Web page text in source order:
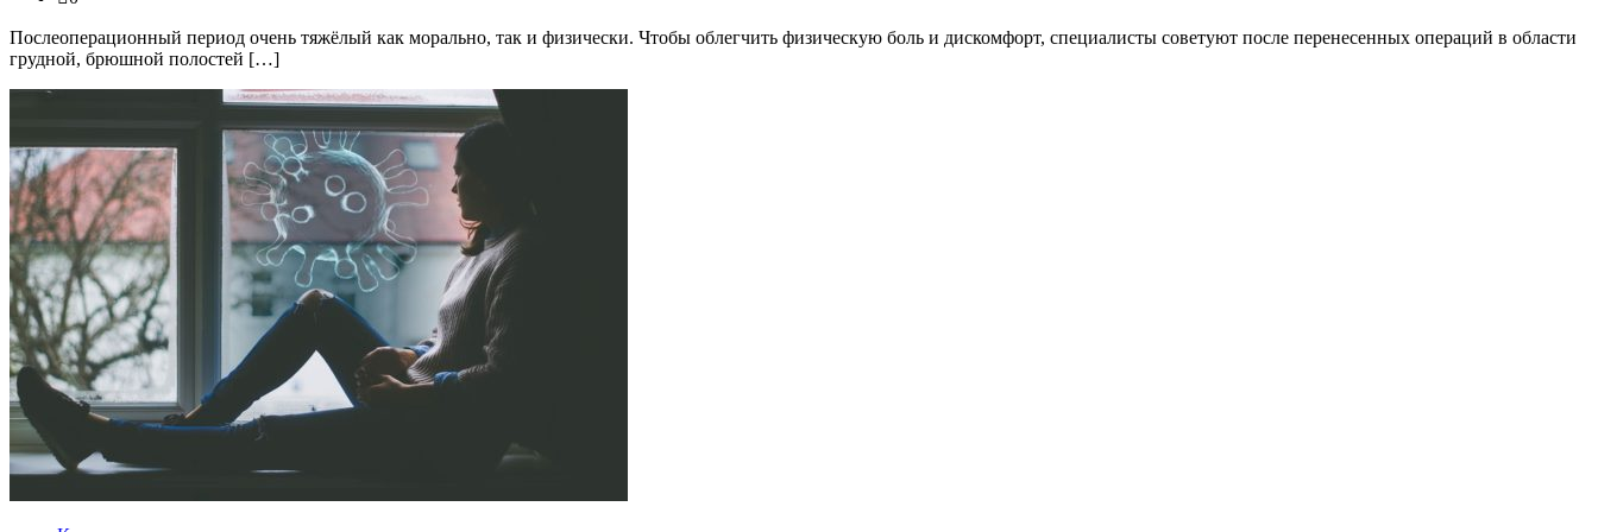
Послеоперационный период очень тяжёлый как морально, так и физически. Чтобы облегчить физическую боль и дискомфорт, специалисты советуют после перенесенных операций в области
грудной, брюшной полостей […]